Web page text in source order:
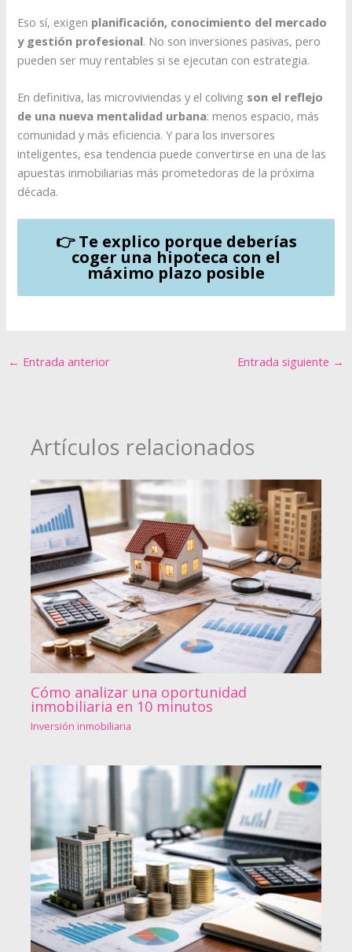
Eso sí, exigen planificación, conocimiento del mercado
y gestión profesional. No son inversiones pasivas, pero
pueden ser muy rentables si se ejecutan con estrategia.
En definitiva, las microviviendas y el coliving son el reflejo
de una nueva mentalidad urbana: menos espacio, más
comunidad y más eficiencia. Y para los inversores
inteligentes, esa tendencia puede convertirse en una de las
apuestas inmobiliarias más prometedoras de la próxima
década.
👉 Te explico porque deberías
coger una hipoteca con el
máximo plazo posible
← Entrada anterior Entrada siguiente →
Artículos relacionados
Cómo analizar una oportunidad
inmobiliaria en 10 minutos
Inversión inmobiliaria